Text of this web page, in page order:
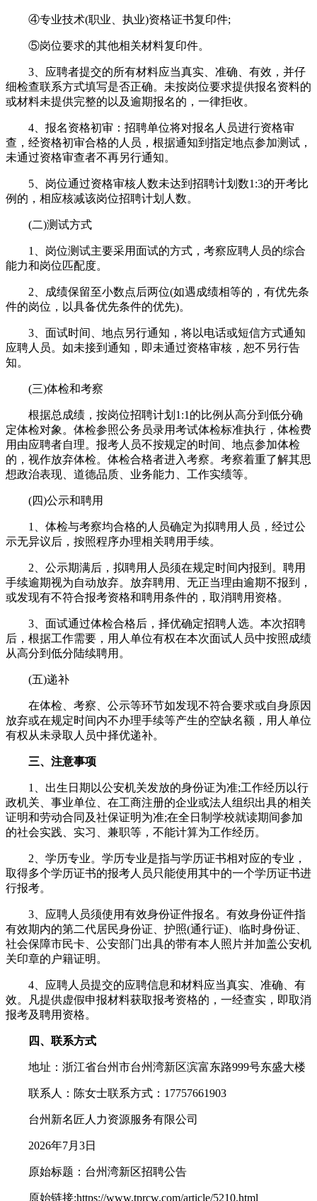
④专业技术(职业、执业)资格证书复印件;
⑤岗位要求的其他相关材料复印件。
3、应聘者提交的所有材料应当真实、准确、有效，并仔
细检查联系方式填写是否正确。未按岗位要求提供报名资料的
或材料未提供完整的以及逾期报名的，一律拒收。
4、报名资格初审：招聘单位将对报名人员进行资格审
查，经资格初审合格的人员，根据通知到指定地点参加测试，
未通过资格审查者不再另行通知。
5、岗位通过资格审核人数未达到招聘计划数1:3的开考比
例的，相应核减该岗位招聘计划人数。
(二)测试方式
1、岗位测试主要采用面试的方式，考察应聘人员的综合
能力和岗位匹配度。
2、成绩保留至小数点后两位(如遇成绩相等的，有优先条
件的岗位，以具备优先条件的优先)。
3、面试时间、地点另行通知，将以电话或短信方式通知
应聘人员。如未接到通知，即未通过资格审核，恕不另行告
知。
(三)体检和考察
根据总成绩，按岗位招聘计划1:1的比例从高分到低分确
定体检对象。体检参照公务员录用考试体检标准执行，体检费
用由应聘者自理。报考人员不按规定的时间、地点参加体检
的，视作放弃体检。体检合格者进入考察。考察着重了解其思
想政治表现、道德品质、业务能力、工作实绩等。
(四)公示和聘用
1、体检与考察均合格的人员确定为拟聘用人员，经过公
示无异议后，按照程序办理相关聘用手续。
2、公示期满后，拟聘用人员须在规定时间内报到。聘用
手续逾期视为自动放弃。放弃聘用、无正当理由逾期不报到，
或发现有不符合报考资格和聘用条件的，取消聘用资格。
3、面试通过体检合格后，择优确定招聘人选。本次招聘
后，根据工作需要，用人单位有权在本次面试人员中按照成绩
从高分到低分陆续聘用。
(五)递补
在体检、考察、公示等环节如发现不符合要求或自身原因
放弃或在规定时间内不办理手续等产生的空缺名额，用人单位
有权从未录取人员中择优递补。
三、注意事项
1、出生日期以公安机关发放的身份证为准;工作经历以行
政机关、事业单位、在工商注册的企业或法人组织出具的相关
证明和劳动合同及社保证明为准;在全日制学校就读期间参加
的社会实践、实习、兼职等，不能计算为工作经历。
2、学历专业。学历专业是指与学历证书相对应的专业，
取得多个学历证书的报考人员只能使用其中的一个学历证书进
行报考。
3、应聘人员须使用有效身份证件报名。有效身份证件指
有效期内的第二代居民身份证、护照(通行证)、临时身份证、
社会保障市民卡、公安部门出具的带有本人照片并加盖公安机
关印章的户籍证明。
4、应聘人员提交的应聘信息和材料应当真实、准确、有
效。凡提供虚假申报材料获取报考资格的，一经查实，即取消
报考及聘用资格。
四、联系方式
地址：浙江省台州市台州湾新区滨富东路999号东盛大楼
联系人：陈女士联系方式：17757661903
台州新名匠人力资源服务有限公司
2026年7月3日
原始标题：台州湾新区招聘公告
原始链接:https://www.tprcw.com/article/5210.html